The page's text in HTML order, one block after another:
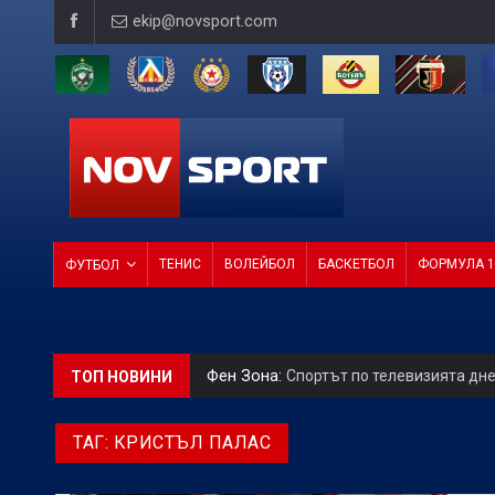
ekip@novsport.com
ФУТБОЛ ТЕНИС ВОЛЕЙБОЛ БАСКЕТБОЛ ФОРМУЛА 1
ТОП НОВИНИ Фен Зона: Спортът по телевизията
БГ Футбол:
БГ Футбол:
ТАГ: КРИСТЪЛ ПАЛАС